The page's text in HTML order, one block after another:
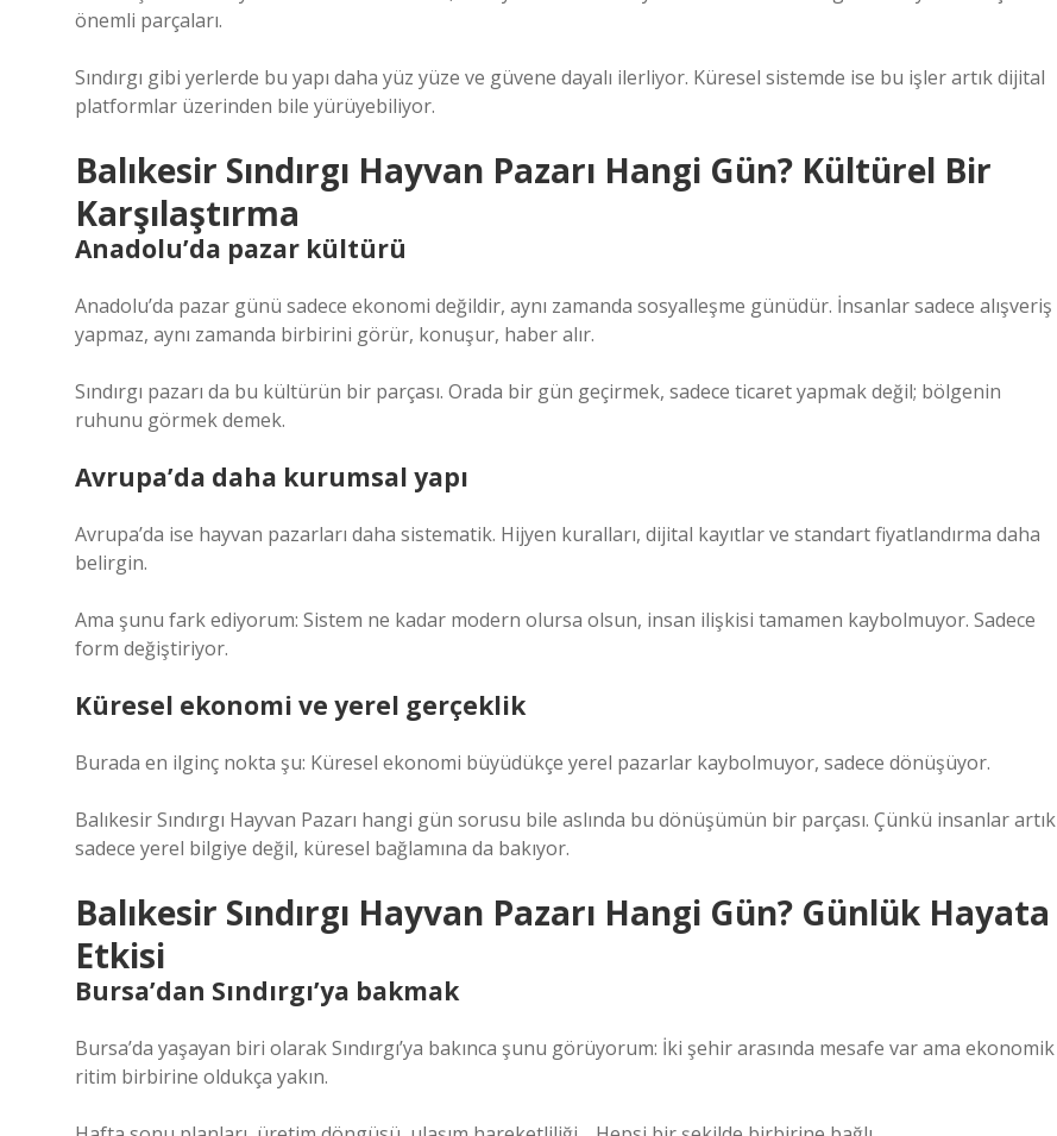
önemli parçaları.
Sındırgı gibi yerlerde bu yapı daha yüz yüze ve güvene dayalı ilerliyor. Küresel sistemde ise bu işler artık dijital
platformlar üzerinden bile yürüyebiliyor.
Balıkesir Sındırgı Hayvan Pazarı Hangi Gün? Kültürel Bir
Karşılaştırma
Anadolu’da pazar kültürü
Anadolu’da pazar günü sadece ekonomi değildir, aynı zamanda sosyalleşme günüdür. İnsanlar sadece alışveriş
yapmaz, aynı zamanda birbirini görür, konuşur, haber alır.
Sındırgı pazarı da bu kültürün bir parçası. Orada bir gün geçirmek, sadece ticaret yapmak değil; bölgenin
ruhunu görmek demek.
Avrupa’da daha kurumsal yapı
Avrupa’da ise hayvan pazarları daha sistematik. Hijyen kuralları, dijital kayıtlar ve standart fiyatlandırma daha
belirgin.
Ama şunu fark ediyorum: Sistem ne kadar modern olursa olsun, insan ilişkisi tamamen kaybolmuyor. Sadece
form değiştiriyor.
Küresel ekonomi ve yerel gerçeklik
Burada en ilginç nokta şu: Küresel ekonomi büyüdükçe yerel pazarlar kaybolmuyor, sadece dönüşüyor.
Balıkesir Sındırgı Hayvan Pazarı hangi gün sorusu bile aslında bu dönüşümün bir parçası. Çünkü insanlar artık
sadece yerel bilgiye değil, küresel bağlamına da bakıyor.
Balıkesir Sındırgı Hayvan Pazarı Hangi Gün? Günlük Hayata
Etkisi
Bursa’dan Sındırgı’ya bakmak
Bursa’da yaşayan biri olarak Sındırgı’ya bakınca şunu görüyorum: İki şehir arasında mesafe var ama ekonomik
ritim birbirine oldukça yakın.